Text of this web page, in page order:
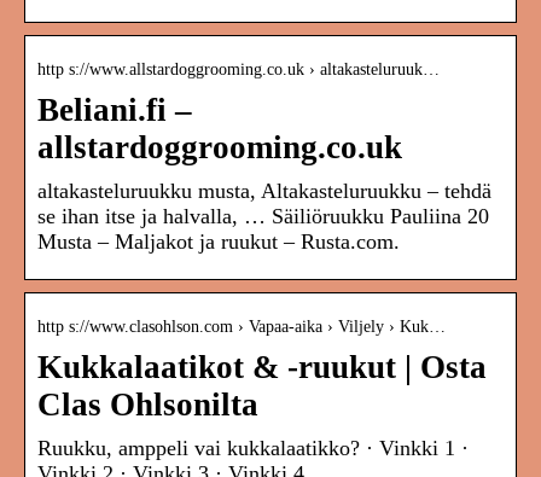
http s://www.allstardoggrooming.co.uk › altakasteluruuk…
Beliani.fi –
allstardoggrooming.co.uk
altakasteluruukku musta, Altakasteluruukku – tehdä
se ihan itse ja halvalla, … Säiliöruukku Pauliina 20
Musta – Maljakot ja ruukut – Rusta.com.
http s://www.clasohlson.com › Vapaa-aika › Viljely › Kuk…
Kukkalaatikot & -ruukut | Osta
Clas Ohlsonilta
Ruukku, amppeli vai kukkalaatikko? · Vinkki 1 ·